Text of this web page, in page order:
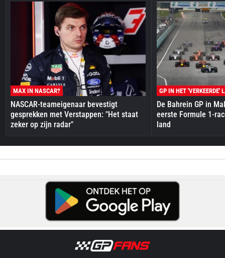
MAX IN NASCAR?
NASCAR-teameigenaar bevestigt
gesprekken met Verstappen: "Het staat
zeker op zijn radar"
GP IN HET 'VERKEERDE'
De Bahrein GP in
eerste Formule 1-
land